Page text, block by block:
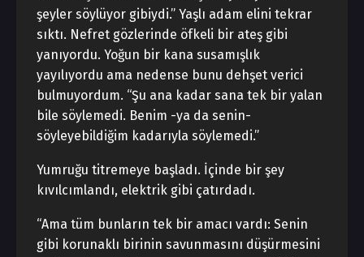
şeyler söylüyor gibiydi.” Yaşlı adam elini tekrar
sıktı. Nefret gözlerinde öfkeli bir ateş gibi
yanıyordu. Yoğun bir kana susamışlık
yayılıyordu ama nedense bunu dehşet verici
bulmuyordum. “Şu ana kadar sana tek bir yalan
bile söylemedi. Benim -ya da senin-
söyleyebildiğim kadarıyla söylemedi.”
Yumruğu titremeye başladı. İçinde bir şey
kıvılcımlandı, elektrik gibi çatırdadı.
“Ama tüm bunların tek bir amacı vardı: Senin
gibi korunaklı birinin savunmasını düşürmesini